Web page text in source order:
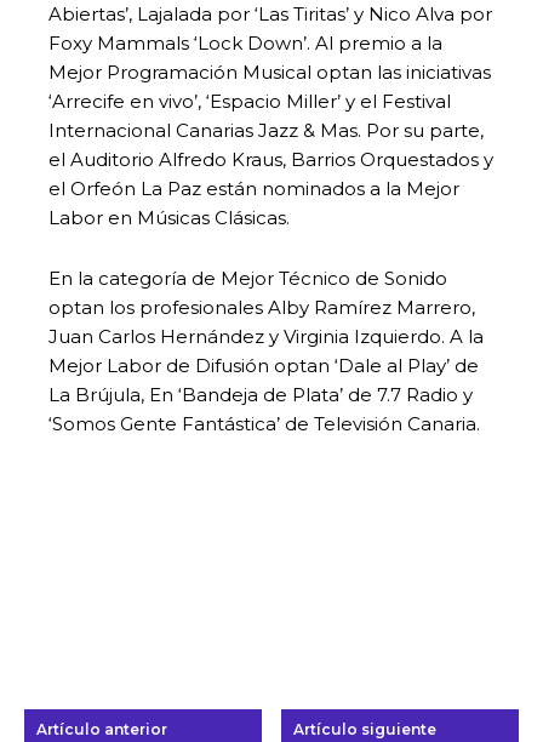
Abiertas’, Lajalada por ‘Las Tiritas’ y Nico Alva por
Foxy Mammals ‘Lock Down’. Al premio a la
Mejor Programación Musical optan las iniciativas
‘Arrecife en vivo’, ‘Espacio Miller’ y el Festival
Internacional Canarias Jazz & Mas. Por su parte,
el Auditorio Alfredo Kraus, Barrios Orquestados y
el Orfeón La Paz están nominados a la Mejor
Labor en Músicas Clásicas.
En la categoría de Mejor Técnico de Sonido
optan los profesionales Alby Ramírez Marrero,
Juan Carlos Hernández y Virginia Izquierdo. A la
Mejor Labor de Difusión optan ‘Dale al Play’ de
La Brújula, En ‘Bandeja de Plata’ de 7.7 Radio y
‘Somos Gente Fantástica’ de Televisión Canaria.
Artículo anterior Artículo siguiente